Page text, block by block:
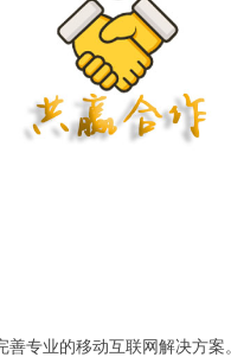
专业的移动互联网解决方案。